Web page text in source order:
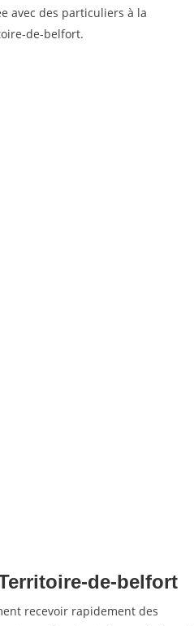
avec des particuliers à la
de-belfort.
de-belfort
recevoir rapidement des